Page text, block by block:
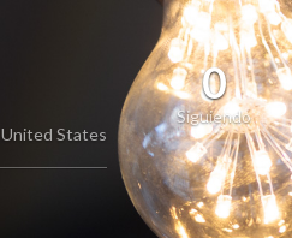
United States
0
Siguiendo